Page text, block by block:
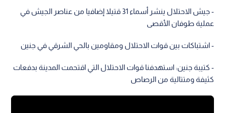
- جيش الاحتلال ينشر أسماء 31 قتيلا إضافيا من عناصر الجيش في
عملية طوفان الأقصى
- اشتباكات بين قوات الاحتلال ومقاومين بالحي الشرقي في جنين
- كتيبة جنين: استهدفنا قوات الاحتلال التي اقتحمت المدينة بدفعات
كثيفة ومتتالية من الرصاص